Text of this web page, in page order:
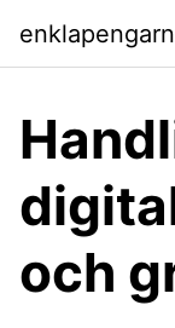
och